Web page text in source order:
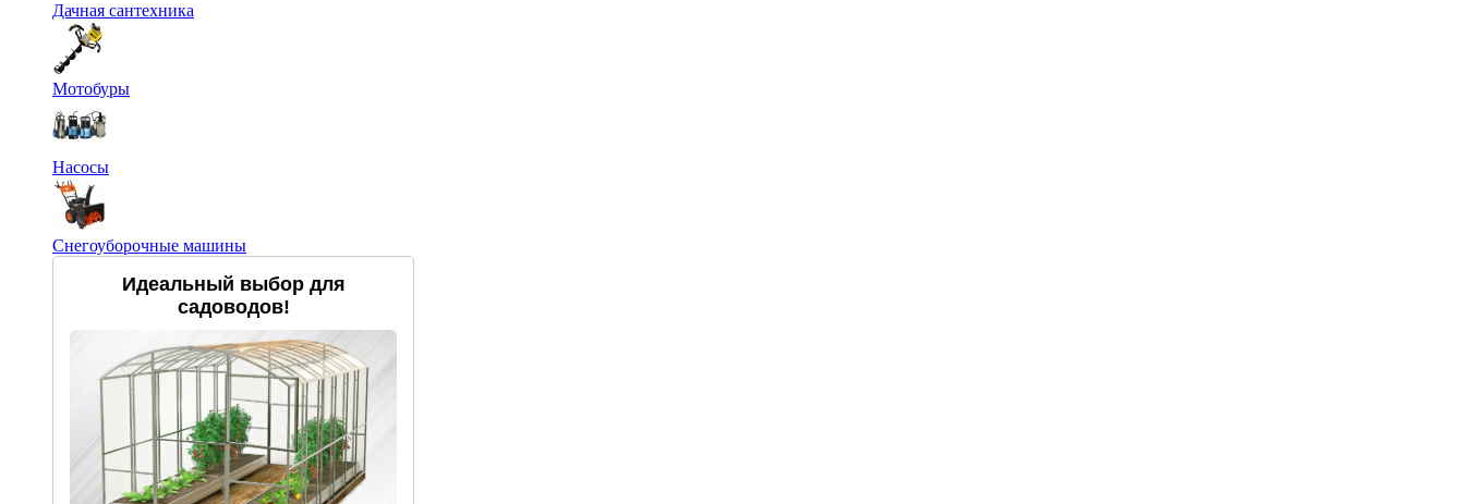
Дачная сантехника
Мотобуры
Насосы
Снегоуборочные машины
Идеальный выбор для
садоводов!